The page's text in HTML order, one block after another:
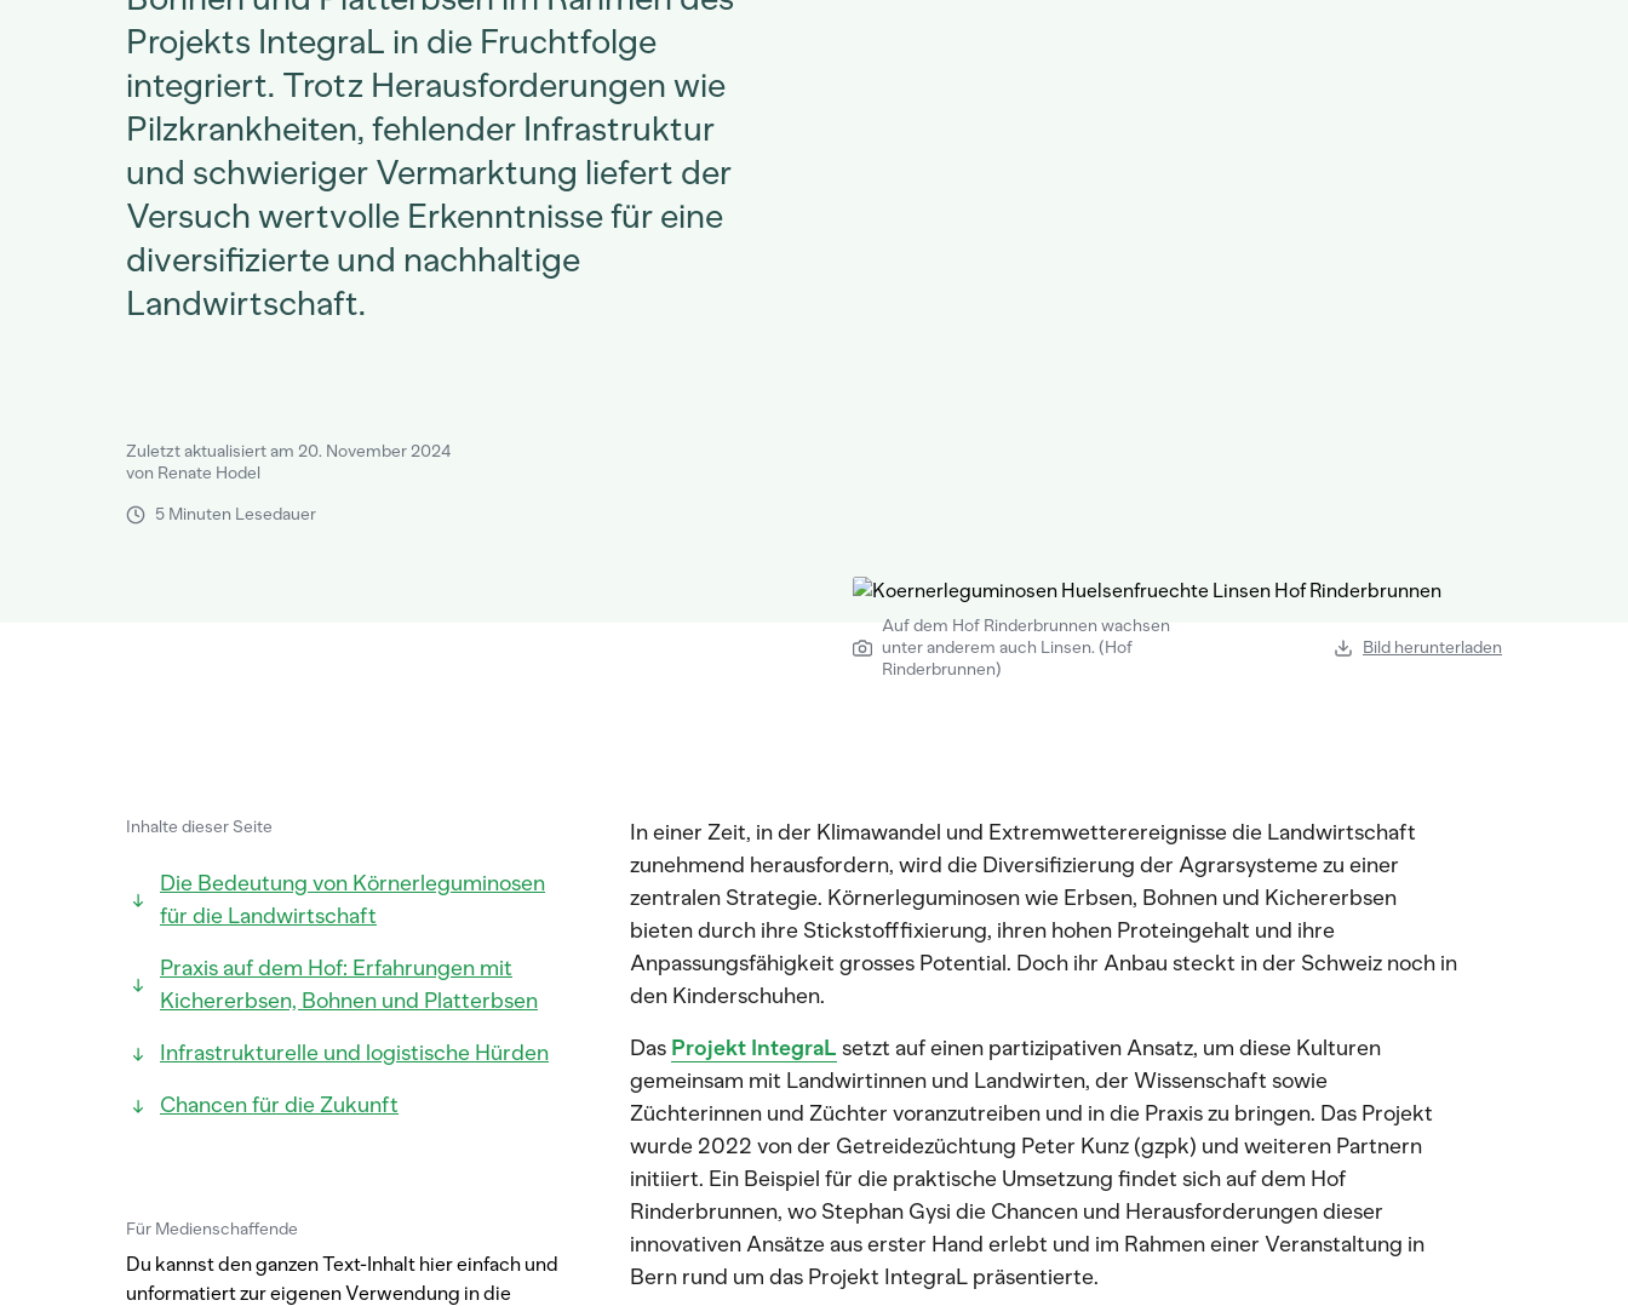
Projekts IntegraL in die Fruchtfolge
integriert. Trotz Herausforderungen wie
Pilzkrankheiten, fehlender Infrastruktur
und schwieriger Vermarktung liefert der
Versuch wertvolle Erkenntnisse für eine
diversifizierte und nachhaltige
Landwirtschaft.
Zuletzt aktualisiert am 20. November 2024
von Renate Hodel
5 Minuten Lesedauer
Auf dem Hof Rinderbrunnen wachsen
unter anderem auch Linsen. (Hof
Rinderbrunnen)
Bild herunterladen
Inhalte dieser Seite
Die Bedeutung von Körnerleguminosen
für die Landwirtschaft
Praxis auf dem Hof: Erfahrungen mit
Kichererbsen, Bohnen und Platterbsen
Infrastrukturelle und logistische Hürden
Chancen für die Zukunft
Für Medienschaffende
Du kannst den ganzen Text-Inhalt hier einfach und
unformatiert zur eigenen Verwendung in die
In einer Zeit, in der Klimawandel und Extremwetterereignisse die Landwirtschaft
zunehmend herausfordern, wird die Diversifizierung der Agrarsysteme zu einer
zentralen Strategie. Körnerleguminosen wie Erbsen, Bohnen und Kichererbsen
bieten durch ihre Stickstofffixierung, ihren hohen Proteingehalt und ihre
Anpassungsfähigkeit grosses Potential. Doch ihr Anbau steckt in der Schweiz noch in
den Kinderschuhen.
Das Projekt IntegraL setzt auf einen partizipativen Ansatz, um diese Kulturen
gemeinsam mit Landwirtinnen und Landwirten, der Wissenschaft sowie
Züchterinnen und Züchter voranzutreiben und in die Praxis zu bringen. Das Projekt
wurde 2022 von der Getreidezüchtung Peter Kunz (gzpk) und weiteren Partnern
initiiert. Ein Beispiel für die praktische Umsetzung findet sich auf dem Hof
Rinderbrunnen, wo Stephan Gysi die Chancen und Herausforderungen dieser
innovativen Ansätze aus erster Hand erlebt und im Rahmen einer Veranstaltung in
Bern rund um das Projekt IntegraL präsentierte.